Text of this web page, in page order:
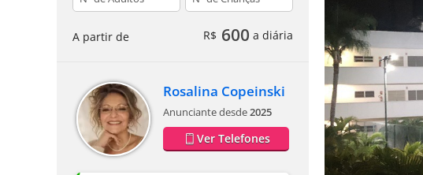
A partir de R$ 600 a diária
Rosalina Copeinski
Anunciante desde2025
Ver Telefones